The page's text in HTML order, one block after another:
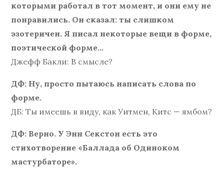
которыми работал в тот момент, и они ему не
понравились. Он сказал: ты слишком
эзотеричен. Я писал некоторые вещи в форме,
поэтической форме…
Джефф Бакли: В смысле?
ДФ: Ну, просто пытаюсь написать слова по
форме.
ДБ: Ты имеешь в виду, как Уитмен, Китс — ямбом?
ДФ: Верно. У Энн Секстон есть это
стихотворение «Баллада об Одиноком
мастурбаторе».